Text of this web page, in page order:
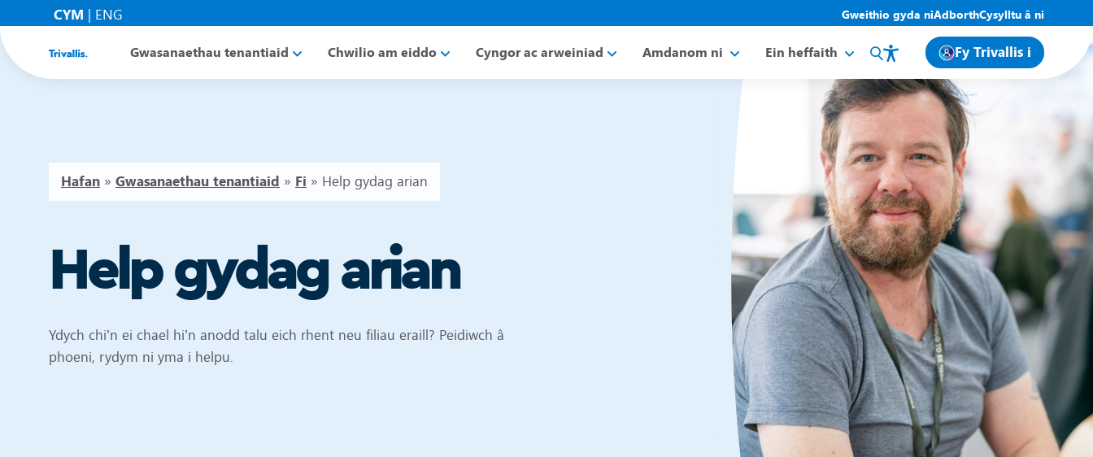
CYM ENG Gweithio gyda niAdborthCysylltu â ni
Gwasanaethau tenantiaid Chwilio am eiddo Cyngor ac arweiniad Amdanom ni Ein heffaith Fy Trivallis i
Hafan » Gwasanaethau tenantiaid » Fi » Help gydag arian
Help gydag arian
Ydych chi’n ei chael hi’n anodd talu eich rhent neu filiau eraill? Peidiwch â
phoeni, rydym ni yma i helpu.